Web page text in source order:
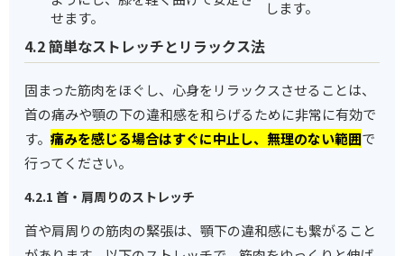
せます。
します。
4.2 簡単なストレッチとリラックス法
固まった筋肉をほぐし、心身をリラックスさせることは、
首の痛みや顎の下の違和感を和らげるために非常に有効で
す。痛みを感じる場合はすぐに中止し、無理のない範囲で
行ってください。
4.2.1 首・肩周りのストレッチ
首や肩周りの筋肉の緊張は、顎下の違和感にも繋がること